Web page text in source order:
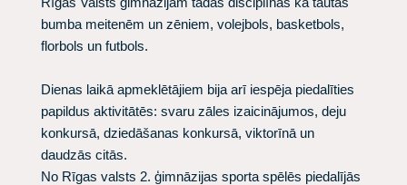
bumba meitenēm un zēniem, volejbols, basketbols,
florbols un futbols.
Dienas laikā apmeklētājiem bija arī iespēja piedalīties
papildus aktivitātēs: svaru zāles izaicinājumos, deju
konkursā, dziedāšanas konkursā, viktorīnā un
daudzās citās.
No Rīgas valsts 2. ģimnāzijas sporta spēlēs piedalījās